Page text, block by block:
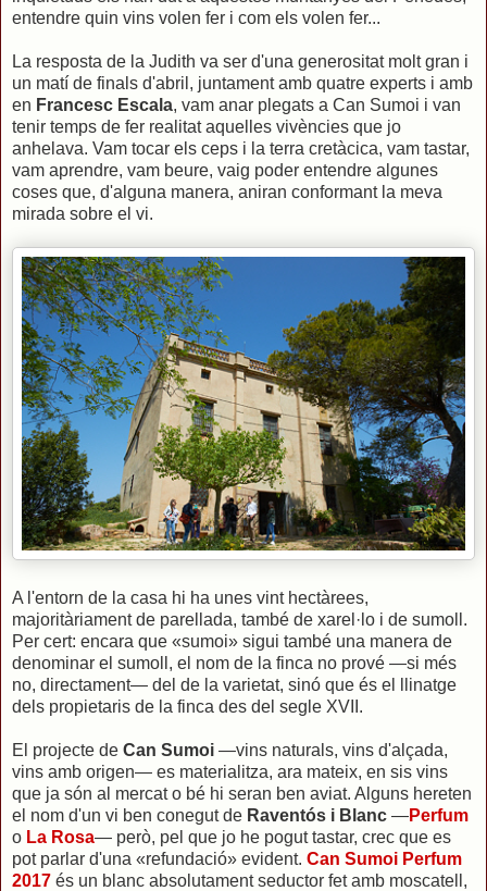
entendre quin vins volen fer i com els volen fer...
La resposta de la Judith va ser d'una generositat molt gran i
un matí de finals d'abril, juntament amb quatre experts i amb
en Francesc Escala, vam anar plegats a Can Sumoi i van
tenir temps de fer realitat aquelles vivències que jo
anhelava. Vam tocar els ceps i la terra cretàcica, vam tastar,
vam aprendre, vam beure, vaig poder entendre algunes
coses que, d'alguna manera, aniran conformant la meva
mirada sobre el vi.
A l'entorn de la casa hi ha unes vint hectàrees,
majoritàriament de parellada, també de xarel·lo i de sumoll.
Per cert: encara que «sumoi» sigui també una manera de
denominar el sumoll, el nom de la finca no prové —si més
no, directament— del de la varietat, sinó que és el llinatge
dels propietaris de la finca des del segle XVII.
El projecte de Can Sumoi —vins naturals, vins d'alçada,
vins amb origen— es materialitza, ara mateix, en sis vins
que ja són al mercat o bé hi seran ben aviat. Alguns hereten
el nom d'un vi ben conegut de Raventós i Blanc —Perfum
o La Rosa— però, pel que jo he pogut tastar, crec que es
pot parlar d'una «refundació» evident. Can Sumoi Perfum
2017 és un blanc absolutament seductor fet amb moscatell,